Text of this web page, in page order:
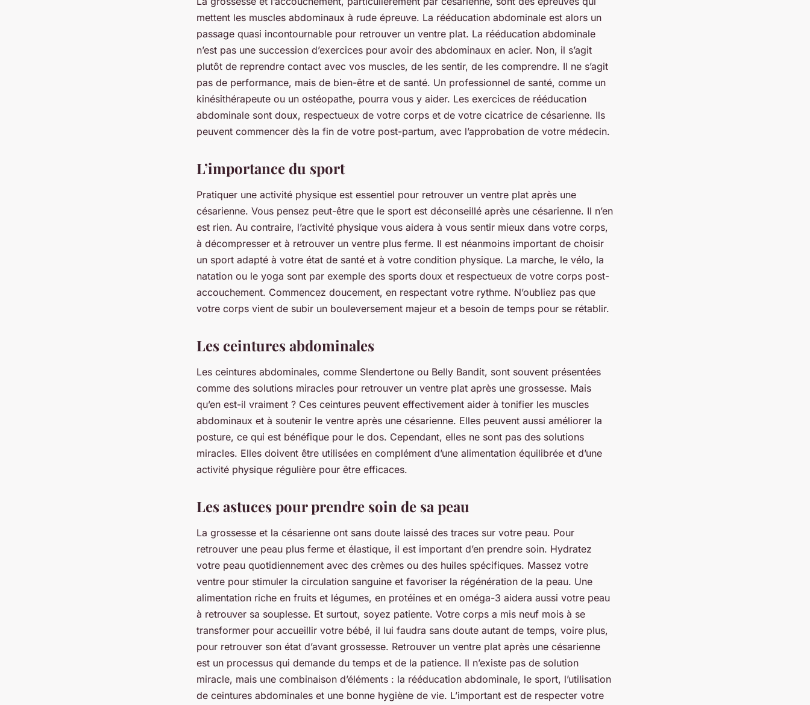
mettent les muscles abdominaux à rude épreuve. La rééducation abdominale est alors un
passage quasi incontournable pour retrouver un ventre plat. La rééducation abdominale
n’est pas une succession d’exercices pour avoir des abdominaux en acier. Non, il s’agit
plutôt de reprendre contact avec vos muscles, de les sentir, de les comprendre. Il ne s’agit
pas de performance, mais de bien-être et de santé. Un professionnel de santé, comme un
kinésithérapeute ou un ostéopathe, pourra vous y aider. Les exercices de rééducation
abdominale sont doux, respectueux de votre corps et de votre cicatrice de césarienne. Ils
peuvent commencer dès la fin de votre post-partum, avec l’approbation de votre médecin.
L’importance du sport
Pratiquer une activité physique est essentiel pour retrouver un ventre plat après une
césarienne. Vous pensez peut-être que le sport est déconseillé après une césarienne. Il n’en
est rien. Au contraire, l’activité physique vous aidera à vous sentir mieux dans votre corps,
à décompresser et à retrouver un ventre plus ferme. Il est néanmoins important de choisir
un sport adapté à votre état de santé et à votre condition physique. La marche, le vélo, la
natation ou le yoga sont par exemple des sports doux et respectueux de votre corps post-
accouchement. Commencez doucement, en respectant votre rythme. N’oubliez pas que
votre corps vient de subir un bouleversement majeur et a besoin de temps pour se rétablir.
Les ceintures abdominales
Les ceintures abdominales, comme Slendertone ou Belly Bandit, sont souvent présentées
comme des solutions miracles pour retrouver un ventre plat après une grossesse. Mais
qu’en est-il vraiment ? Ces ceintures peuvent effectivement aider à tonifier les muscles
abdominaux et à soutenir le ventre après une césarienne. Elles peuvent aussi améliorer la
posture, ce qui est bénéfique pour le dos. Cependant, elles ne sont pas des solutions
miracles. Elles doivent être utilisées en complément d’une alimentation équilibrée et d’une
activité physique régulière pour être efficaces.
Les astuces pour prendre soin de sa peau
La grossesse et la césarienne ont sans doute laissé des traces sur votre peau. Pour
retrouver une peau plus ferme et élastique, il est important d’en prendre soin. Hydratez
votre peau quotidiennement avec des crèmes ou des huiles spécifiques. Massez votre
ventre pour stimuler la circulation sanguine et favoriser la régénération de la peau. Une
alimentation riche en fruits et légumes, en protéines et en oméga-3 aidera aussi votre peau
à retrouver sa souplesse. Et surtout, soyez patiente. Votre corps a mis neuf mois à se
transformer pour accueillir votre bébé, il lui faudra sans doute autant de temps, voire plus,
pour retrouver son état d’avant grossesse. Retrouver un ventre plat après une césarienne
est un processus qui demande du temps et de la patience. Il n’existe pas de solution
miracle, mais une combinaison d’éléments : la rééducation abdominale, le sport, l’utilisation
de ceintures abdominales et une bonne hygiène de vie. L’important est de respecter votre